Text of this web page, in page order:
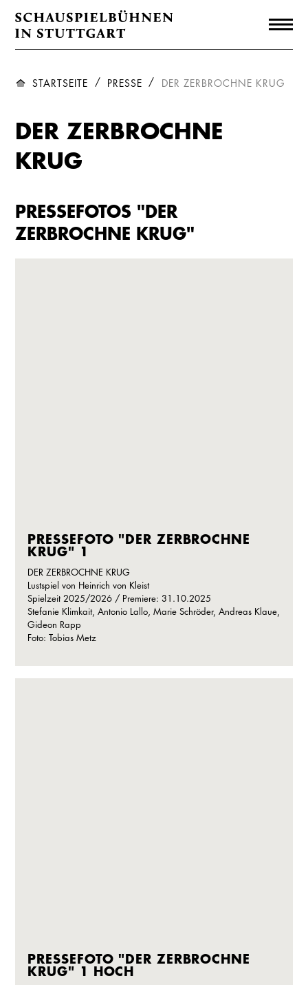
STARTSEITE PRESSE DER ZERBROCHNE KRUG
DER ZERBROCHNE
KRUG
PRESSEFOTOS "DER
ZERBROCHNE KRUG"
PRESSEFOTO "DER ZERBROCHNE
KRUG" 1
DER ZERBROCHNE KRUG
Lustspiel von Heinrich von Kleist
Spielzeit 2025/2026 / Premiere: 31.10.2025
Stefanie Klimkait, Antonio Lallo, Marie Schröder, Andreas Klaue,
Gideon Rapp
Foto: Tobias Metz
PRESSEFOTO "DER ZERBROCHNE
KRUG" 1 HOCH